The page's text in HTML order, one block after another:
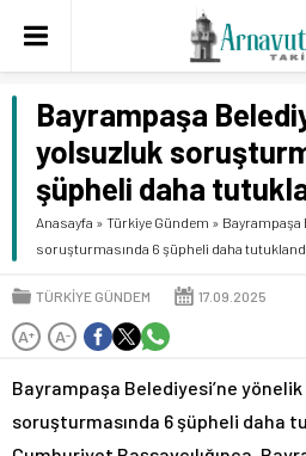
Bayrampaşa
yolsuzluk
şüpheli daha
Anasayfa » Türkiye Gündem » Bayrampaşa
soruşturmasında 6 şüpheli daha
TÜRKIYE GÜNDEM 17.09.2025
A+ A-
Bayrampaşa Belediyesi’ne
soruşturmasında 6 şüpheli daha